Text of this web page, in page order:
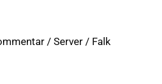
/ Server / Falk